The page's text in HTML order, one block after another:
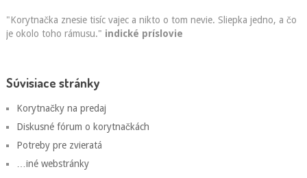
"Korytnačka znesie tisíc vajec a nikto o tom nevie. Sliepka jedno, a čo
je okolo toho rámusu." indické príslovie
Súvisiace stránky
Korytnačky na predaj
Diskusné fórum o korytnačkách
Potreby pre zvieratá
…iné webstránky